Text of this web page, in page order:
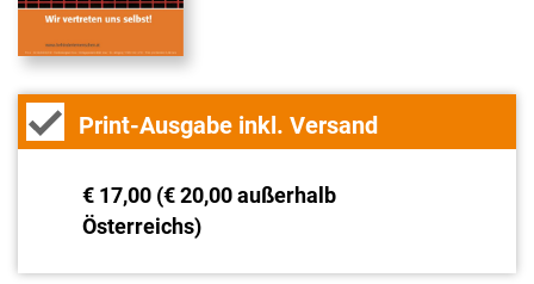
Print-Ausgabe inkl. Versand
€ 17,00 (€ 20,00 außerhalb
Österreichs)